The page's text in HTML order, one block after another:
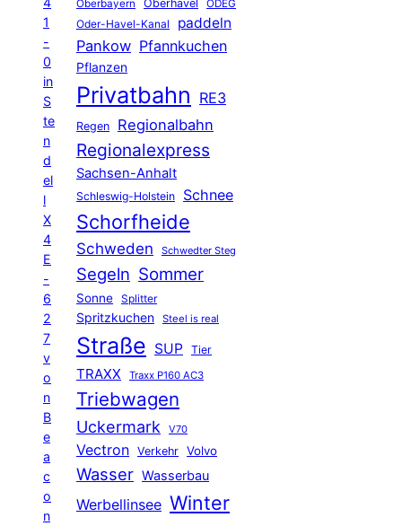
1
-
0
in
S
te
n
d
el
l
X
4
E
-
6
2
7
v
o
n
B
e
a
c
o
n
Oberbayern Oberhavel ODEG
Oder-Havel-Kanal paddeln
Pankow Pfannkuchen
Pflanzen
Privatbahn RE3
Regen Regionalbahn
Regionalexpress
Sachsen-Anhalt
Schleswig-Holstein Schnee
Schorfheide
Schweden Schwedter Steg
Segeln Sommer
Sonne Splitter
Spritzkuchen Steel is real
Straße SUP Tier
TRAXX Traxx P160 AC3
Triebwagen
Uckermark V70
Vectron Verkehr Volvo
Wasser Wasserbau
Werbellinsee Winter